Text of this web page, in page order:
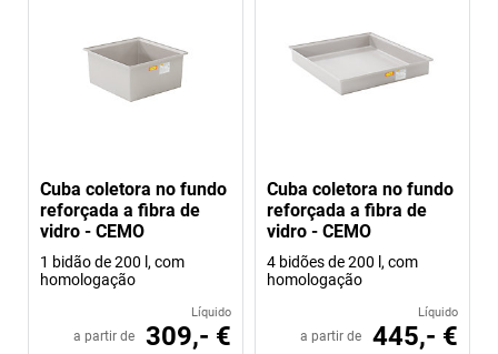
Cuba coletora no fundo
reforçada a fibra de
vidro - CEMO
1 bidão de 200 l, com
homologação
Líquido
a partir de 309,- €
Cuba coletora no fundo
reforçada a fibra de
vidro - CEMO
4 bidões de 200 l, com
homologação
Líquido
a partir de 445,- €